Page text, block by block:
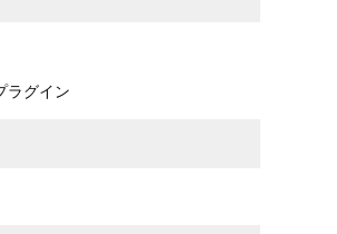
ラグイン